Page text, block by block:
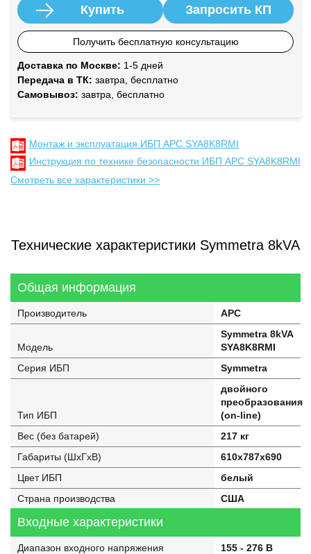
Купить Запросить КП
Получить бесплатную консультацию
Доставка по Москве: 1-5 дней
Передача в ТК: завтра, бесплатно
Самовывоз: завтра, бесплатно
Монтаж и эксплуатация ИБП APC SYA8K8RMI
Инструкция по технике безопасности ИБП APC SYA8K8RMI
Смотреть все характеристики >>
Технические характеристики Symmetra 8kVA
Общая информация
Производитель APC
Модель
Symmetra 8kVA
SYA8K8RMI
Серия ИБП
Symmetra
Тип ИБП
двойного
преобразования
(on-line)
Вес (без батарей)
217 кг
Габариты (ШхГхВ)
610x787x690
Цвет ИБП
белый
Страна производства
США
Входные характеристики
Диапазон входного напряжения
155 - 276 В